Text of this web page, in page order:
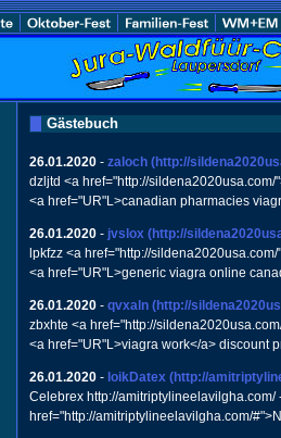
Gästebuch
26.01.2020 - zaloch (http://
dzljtd <a href="http://
<a href="UR"L>canadian pharmacies
26.01.2020 - jvslox (http://
lpkfzz <a href="http://
<a href="UR"L>generic viagra online
26.01.2020 - qvxaln (http://
zbxhte <a href="http://
<a href="UR"L>viagra work</a> discount
26.01.2020 - loikDatex (http://
Celebrex http://amitriptylineelavilgha.com/
href="http://amitriptylineelavilgha.com/